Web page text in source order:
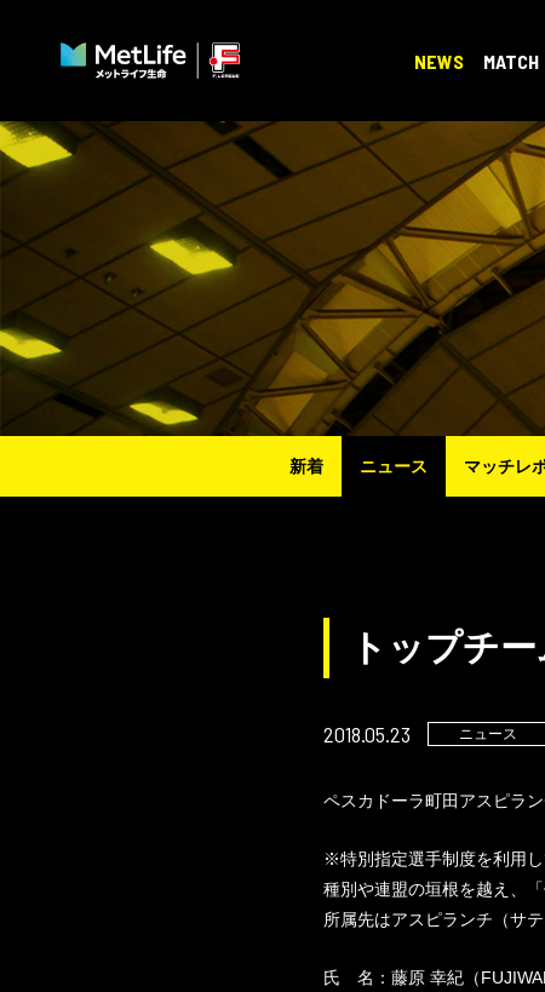
NEWS MATCH
新着 ニュース マッチレ
トップチ
2018.05.23 ニュース
ペスカドーラ町田アスピラ
※特別指定選手制度を利用
種別や連盟の垣根を越え、
所属先はアスピランチ（サ
氏 名：藤原 幸紀（